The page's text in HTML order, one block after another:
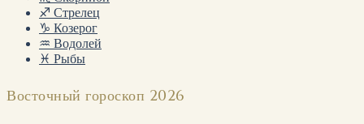
♐ Стрелец
♑ Козерог
♒ Водолей
♓ Рыбы
Восточный гороскоп 2026